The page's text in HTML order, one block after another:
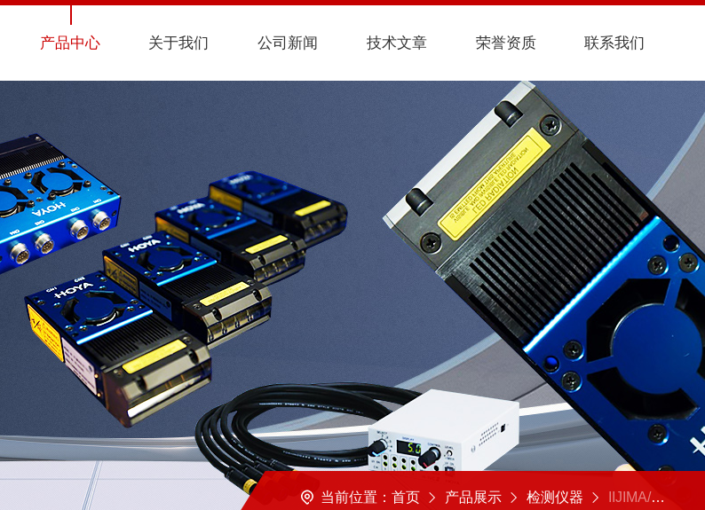
产品中心 关于我们 公司新闻 技术文章 荣誉资质 联系我们
当前位置： 首页 产品展示 检测仪器 IIJIMA/饭岛电子